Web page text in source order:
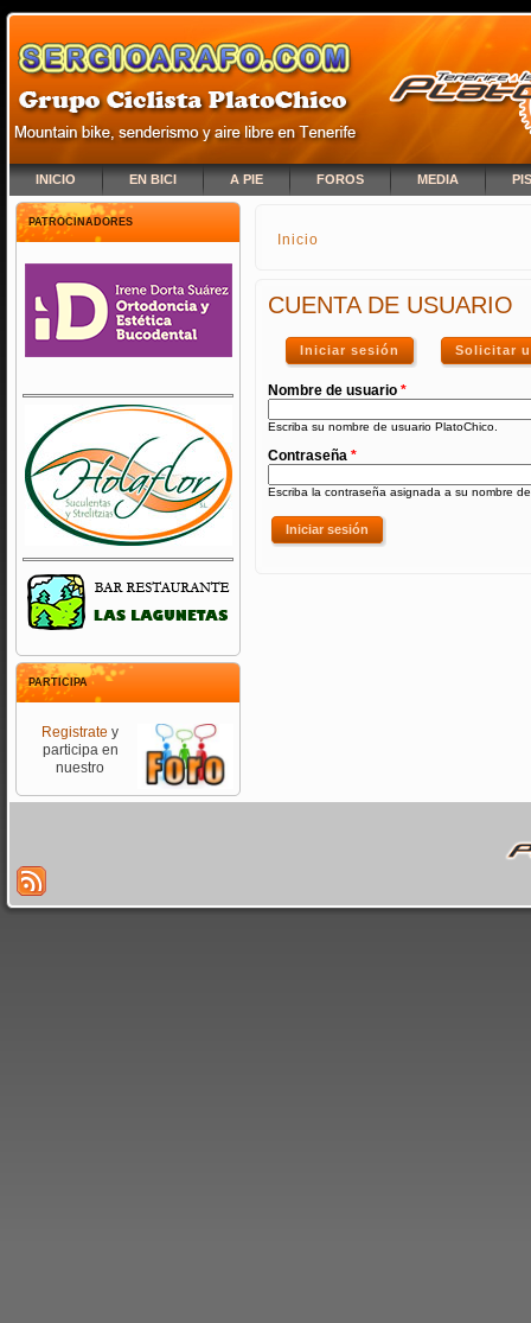
INICIO EN BICI A PIE FOROS MEDIA
PATROCINADORES
PARTICIPA
Registrate y
participa en
nuestro
SE ENCUENTRA USTED
Inicio
CUENTA DE USUARIO
Iniciar sesión (solapa activa)
Solicitar
Nombre de usuario *
Escriba su nombre de usuario PlatoChico.
Contraseña *
Escriba la contraseña asignada a su nombre